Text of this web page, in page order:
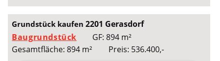
Grundstück kaufen2201 Gerasdorf
Baugrundstück
GF: 894 m²
Gesamtfläche: 894 m²
Preis: 536.400,-